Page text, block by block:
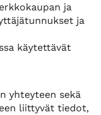
ja
ja
käytettävät
yhteyteen sekä
liittyvät tiedot,